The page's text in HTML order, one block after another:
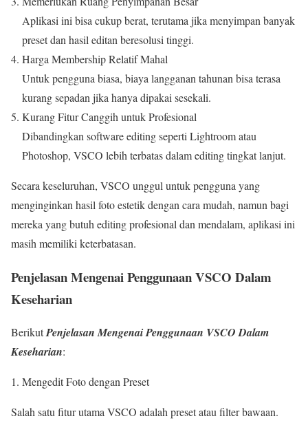
Aplikasi ini bisa cukup berat, terutama jika menyimpan banyak
preset dan hasil editan beresolusi tinggi.
Harga Membership Relatif Mahal
Untuk pengguna biasa, biaya langganan tahunan bisa terasa
kurang sepadan jika hanya dipakai sesekali.
Kurang Fitur Canggih untuk Profesional
Dibandingkan software editing seperti Lightroom atau
Photoshop, VSCO lebih terbatas dalam editing tingkat lanjut.
Secara keseluruhan, VSCO unggul untuk pengguna yang
menginginkan hasil foto estetik dengan cara mudah, namun bagi
mereka yang butuh editing profesional dan mendalam, aplikasi ini
masih memiliki keterbatasan.
Penjelasan Mengenai Penggunaan VSCO Dalam
Keseharian
BerikutPenjelasan Mengenai Penggunaan VSCO Dalam
Keseharian:
Mengedit Foto dengan Preset
Salah satu fitur utama VSCO adalah preset atau filter bawaan.